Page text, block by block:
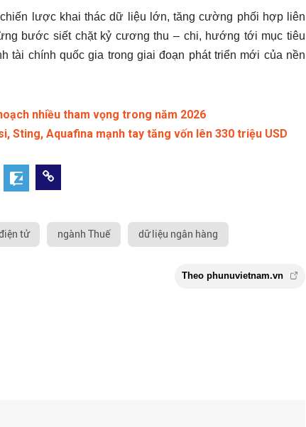
lược khai thác dữ liệu lớn, tăng cường phối hợp liên
bước siết chặt kỷ cương thu – chi, hướng tới mục tiêu
tài chính quốc gia trong giai đoạn phát triển mới của nền
nhiều tham vọng trong năm 2026
Sting, Aquafina mạnh tay tăng vốn lên 330 triệu USD
tử ngành Thuế dữ liệu ngân hàng